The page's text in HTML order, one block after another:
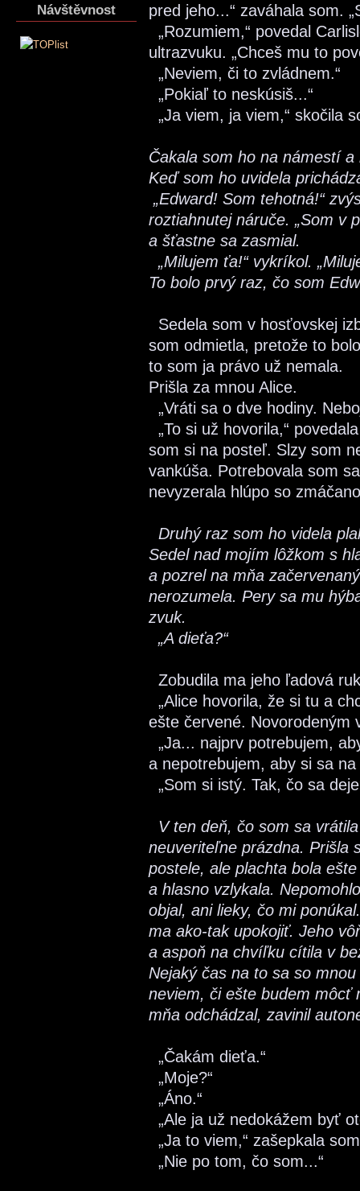
Návštěvnost
pred jeho...“ zaváhala som.
„Rozumiem,“ povedal
ultrazvuku. „Chceš mu to
„Neviem, či to zvládnem.“
„Pokiaľ to neskúsiš...“
„Ja viem, ja viem,“ skočila
Čakala som ho na námestí
Keď som ho uvidela
„Edward! Som tehotná!“
roztiahnutej náruče. „Som v
a šťastne sa zasmial.
„Milujem ťa!“ vykríkol.
To bolo prvý raz, čo som
Sedela som v hosťovskej
som odmietla, pretože to
to som ja právo už nemala.
Prišla za mnou Alice.
„Vráti sa o dve hodiny.
„To si už hovorila,“
som si na posteľ. Slzy som
vankúša. Potrebovala som
nevyzerala hlúpo so
Druhý raz som ho videla
Sedel nad mojím lôžkom s
a pozrel na mňa
nerozumela. Pery sa mu
zvuk.
„A dieťa?“
Zobudila ma jeho ľadová
„Alice hovorila, že si tu a
ešte červené. Novorodeným
„Ja... najprv potrebujem,
a nepotrebujem, aby si sa
„Som si istý. Tak, čo sa
V ten deň, čo som sa
neuveriteľne prázdna. Prišla
postele, ale plachta bola
a hlasno vzlykala.
objal, ani lieky, čo mi
ma ako-tak upokojiť. Jeho
a aspoň na chvíľku cítila v
Nejaký čas na to sa so
neviem, či ešte budem môcť
mňa odchádzal, zavinil
„Čakám dieťa.“
„Moje?“
„Áno.“
„Ale ja už nedokážem byť
„Ja to viem,“ zašepkala
„Nie po tom, čo som...“